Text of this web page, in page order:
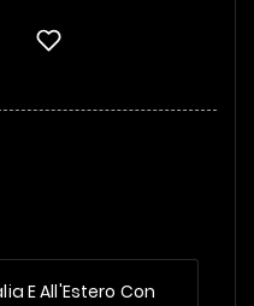
E All'Estero Con